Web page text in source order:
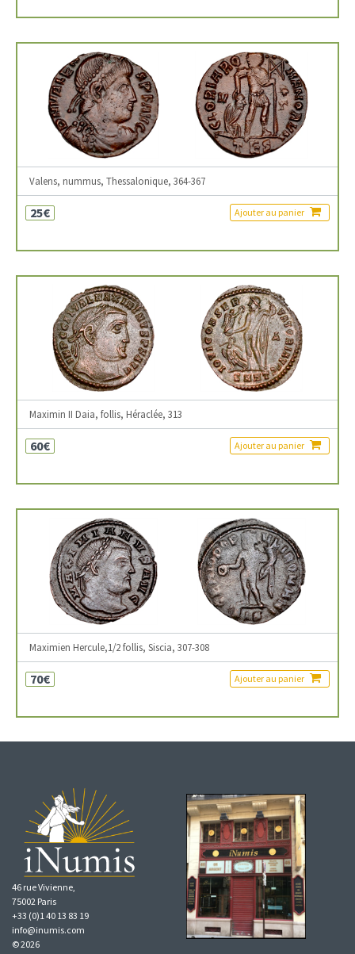
Valens, nummus, Thessalonique, 364-367
25€ Ajouter au panier
Maximin II Daia, follis, Héraclée, 313
60€ Ajouter au panier
Maximien Hercule,1/2 follis, Siscia, 307-308
70€ Ajouter au panier
46 rue Vivienne,
75002 Paris
+33 (0)1 40 13 83 19
info@inumis.com
© 2026